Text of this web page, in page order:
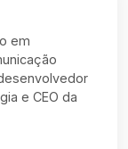
em
e CEO da